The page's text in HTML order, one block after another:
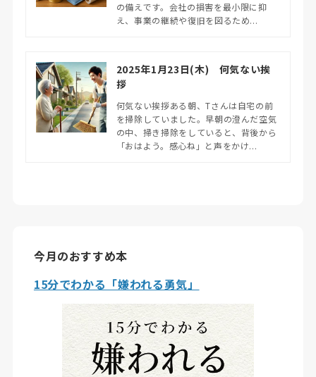
の備えです。会社の損害を最小限に抑
え、事業の継続や復旧を図るため...
2025年1月23日(木) 何気ない挨
拶
何気ない挨拶ある朝、Tさんは自宅の前
を掃除していました。早朝の澄んだ空気
の中、掃き掃除をしていると、背後から
「おはよう。感心ね」と声をかけ...
今月のおすすめ本
15分でわかる「嫌われる勇気」